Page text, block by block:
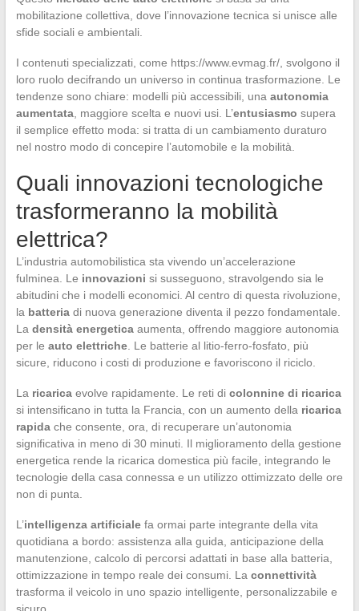
mobilitazione collettiva, dove l’innovazione tecnica si unisce alle
sfide sociali e ambientali.
I contenuti specializzati, come https://www.evmag.fr/, svolgono il
loro ruolo decifrando un universo in continua trasformazione. Le
tendenze sono chiare: modelli più accessibili, una autonomia
aumentata, maggiore scelta e nuovi usi. L’entusiasmo supera
il semplice effetto moda: si tratta di un cambiamento duraturo
nel nostro modo di concepire l’automobile e la mobilità.
Quali innovazioni tecnologiche
trasformeranno la mobilità
elettrica?
L’industria automobilistica sta vivendo un’accelerazione
fulminea. Le innovazioni si susseguono, stravolgendo sia le
abitudini che i modelli economici. Al centro di questa rivoluzione,
la batteriadi nuova generazione diventa il pezzo fondamentale.
La densità energeticaaumenta, offrendo maggiore autonomia
per le auto elettriche. Le batterie al litio-ferro-fosfato, più
sicure, riducono i costi di produzione e favoriscono il riciclo.
La ricaricaevolve rapidamente. Le reti di colonnine di ricarica
si intensificano in tutta la Francia, con un aumento della ricarica
rapidache consente, ora, di recuperare un’autonomia
significativa in meno di 30 minuti. Il miglioramento della gestione
energetica rende la ricarica domestica più facile, integrando le
tecnologie della casa connessa e un utilizzo ottimizzato delle ore
non di punta.
L’intelligenza artificialefa ormai parte integrante della vita
quotidiana a bordo: assistenza alla guida, anticipazione della
manutenzione, calcolo di percorsi adattati in base alla batteria,
ottimizzazione in tempo reale dei consumi. La connettività
trasforma il veicolo in uno spazio intelligente, personalizzabile e